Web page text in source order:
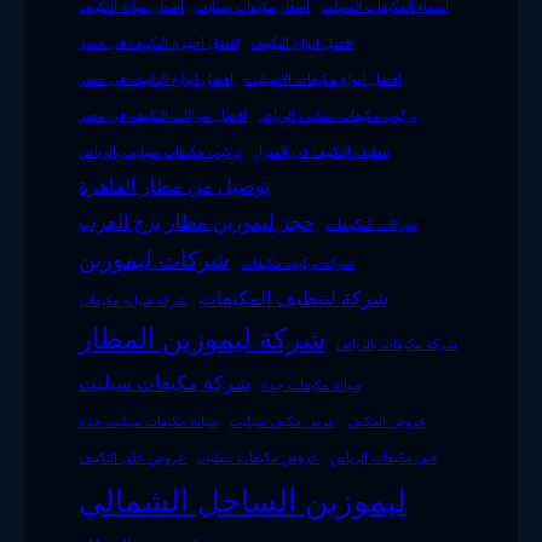
اسعار صيانة التكييف اسعار مكيفات سبليت اسماء المكيفات السبلت
افضل اجهزة التكييف فى مصر افضل انواع التكييف
افضل انواع التكييف فى مصر افضل انواع مكيفات الاسبليت
افضل شركات التكييف في مصر تركيب مكيفات سبليت الرياض
تركيب مكيفات سبليت بالرياض تنظيف التكييف في المنزل
توصيل من مطار القاهرة
حجز ليموزين مطار برج العرب
شركات التكييفات
شركات ليموزين شركة تركيب مكيفات
شركة صيانة مكيفات شركة لتنظيف المكيفات
شركة ليموزين المطار شركة مكيفات بالرياض
شركة مكيفات سبليت صيانة مكيفات جدة
صيانة مكيفات سبليت جدة عرض مكيف سبليت عروض المكيف
عروض على التكييف عروض مكيفات سبليت فني مكيفات الرياض
ليموزين الساحل الشمالي